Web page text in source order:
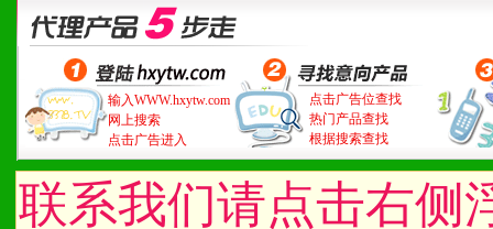
输入WWW.hxytw.com
网上搜索
点击广告进入
点击广告位查找
热门产品查找
根据搜索查找
联系我们请点击右侧